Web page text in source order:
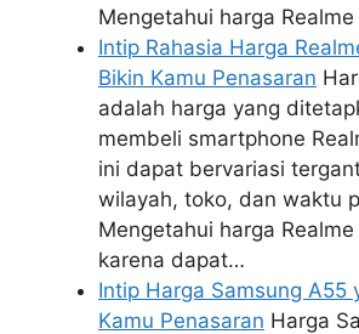
Mengetahui harga
Intip Rahasia Harga
Bikin Kamu Penasaran
adalah harga yang
membeli smartphone
ini dapat bervariasi
wilayah, toko, dan waktu
Mengetahui harga
karena dapat…
Intip Harga Samsung A55
Kamu Penasaran Harga